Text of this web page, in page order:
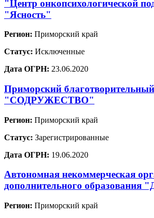
"Центр онкопсихологической
"Ясность"
Регион: Приморский край
Статус: Исключенные
Дата ОГРН: 23.06.2020
Приморский
"СОДРУЖЕСТВО"
Регион: Приморский край
Статус: Зарегистрированные
Дата ОГРН: 19.06.2020
Автономная некоммерческая
дополнительного образования
Регион: Приморский край